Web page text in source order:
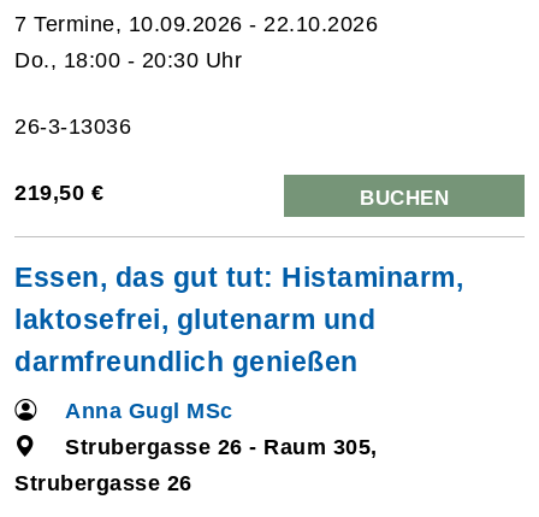
7 Termine, 10.09.2026 - 22.10.2026
Do., 18:00 - 20:30 Uhr
26-3-13036
219,50 € BUCHEN
Essen, das gut tut: Histaminarm,
laktosefrei, glutenarm und
darmfreundlich genießen
Anna Gugl MSc
Strubergasse 26 - Raum 305,
Strubergasse 26